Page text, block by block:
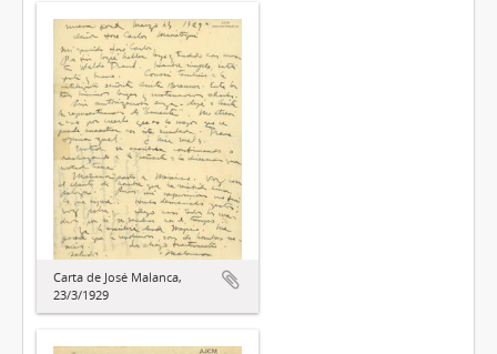
Carta de José Malanca,
23/3/1929